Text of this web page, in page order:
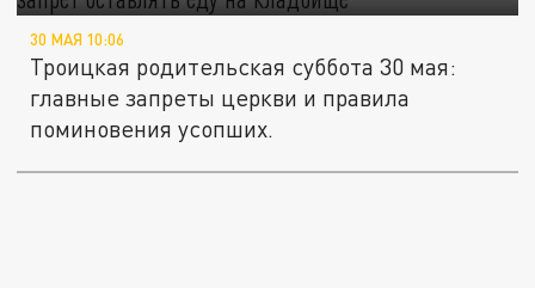
30 МАЯ 10:06
Троицкая родительская суббота 30 мая:
главные запреты церкви и правила
поминовения усопших.